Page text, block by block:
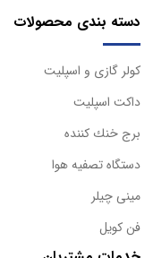
دسته بندی محصولات
كولر گازی و اسپليت
داكت اسپليت
برج خنك كننده
دستگاه تصفيه هوا
مینی چیلر
فن کویل